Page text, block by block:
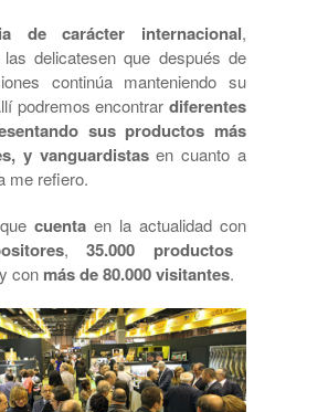
de carácter internacional,
delicatesen que después de
continúa manteniendo su
podremos encontrar diferentes
sus productos más
y vanguardistasen cuanto a
me refiero.
cuenta en la actualidad con
, 35.000 productos
y con más de 80.000 visitantes.